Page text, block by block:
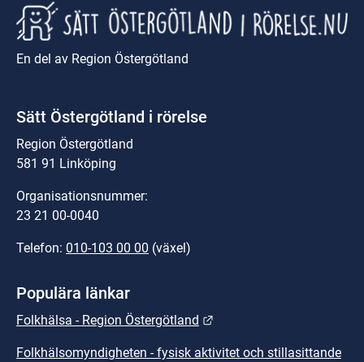
En del av Region Östergötland
Sätt Östergötland i rörelse
Region Östergötland
581 91 Linköping
Organisationsnummer:
23 21 00-0040
Telefon: 010-103 00 00 (växel)
Populära länkar
Folkhälsa - Region Östergötland
Folkhälsomyndigheten - fysisk aktivitet och stillasittande